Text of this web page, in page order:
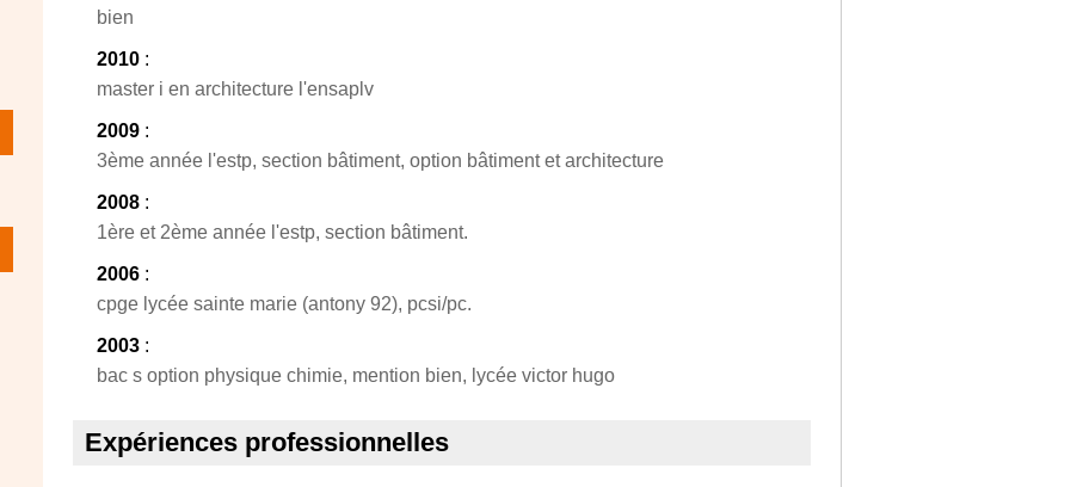
bien
2010 :
master i en architecture l'ensaplv
2009 :
3ème année l'estp, section bâtiment, option bâtiment et architecture
2008 :
1ère et 2ème année l'estp, section bâtiment.
2006 :
cpge lycée sainte marie (antony 92), pcsi/pc.
2003 :
bac s option physique chimie, mention bien, lycée victor hugo
Expériences professionnelles